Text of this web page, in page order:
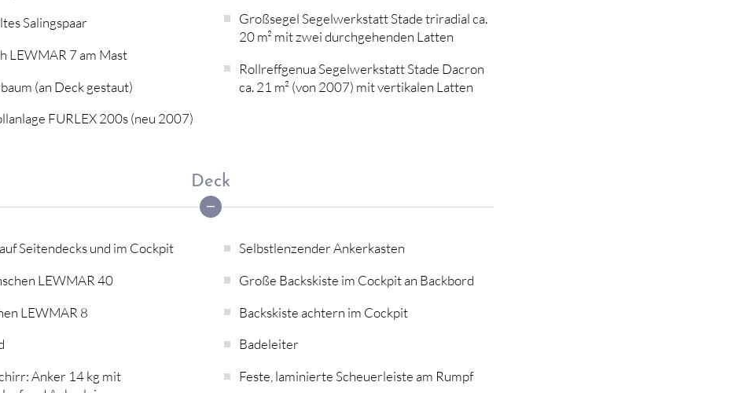
Salingspaar
LEWMAR 7 am Mast
(an Deck gestaut)
FURLEX 200s (neu 2007)
Großsegel Segelwerkstatt Stade triradial ca.
20 m² mit zwei durchgehenden Latten
Rollreffgenua Segelwerkstatt Stade Dacron
ca. 21 m² (von 2007) mit vertikalen Latten
Deck
Seitendecks und im Cockpit
LEWMAR 40
LEWMAR 8
Anker 14 kg mit
Selbstlenzender Ankerkasten
Große Backskiste im Cockpit an Backbord
Backskiste achtern im Cockpit
Badeleiter
Feste, laminierte Scheuerleiste am Rumpf